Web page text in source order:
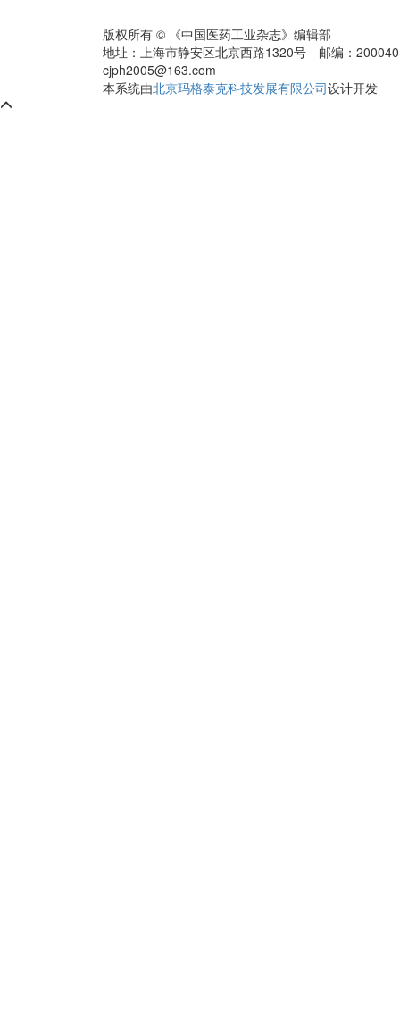
版权所有 © 《中国医药工业杂志》编辑部
地址：上海市静安区北京西路1320号 邮编：
cjph2005@163.com
本系统由北京玛格泰克科技发展有限公司设计开发